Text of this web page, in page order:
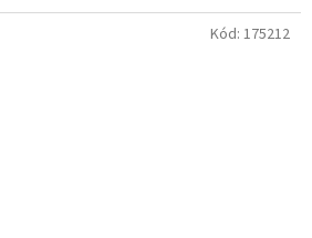
Kód: 175212